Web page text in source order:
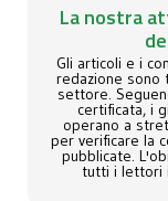
La nostra
Gli articoli e i
redazione sono
settore.
certificata, i
operano a
per verificare la
pubblicate.
tutti i lettori